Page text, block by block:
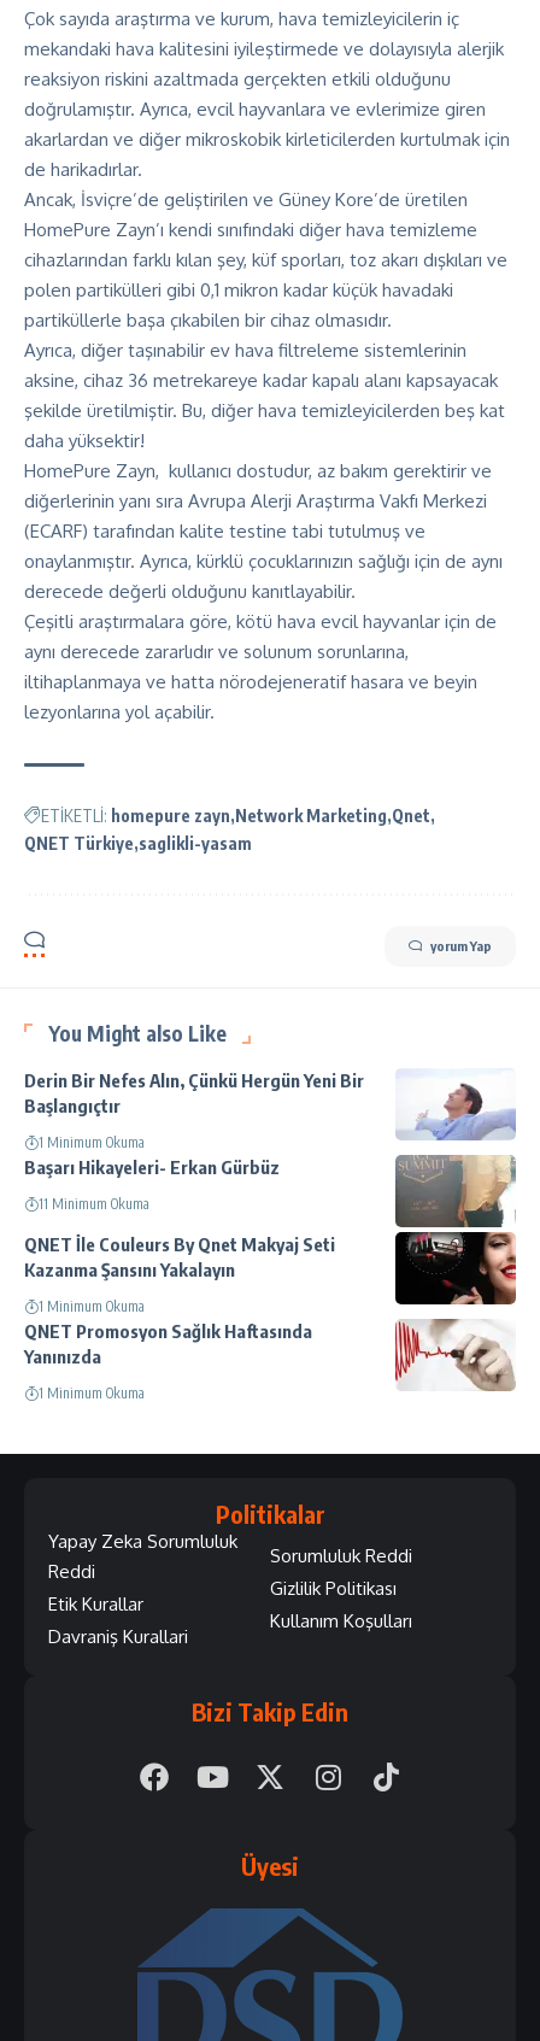
Çok sayıda araştırma ve kurum, hava temizleyicilerin iç
mekandaki hava kalitesini iyileştirmede ve dolayısıyla alerjik
reaksiyon riskini azaltmada gerçekten etkili olduğunu
doğrulamıştır. Ayrıca, evcil hayvanlara ve evlerimize giren
akarlardan ve diğer mikroskobik kirleticilerden kurtulmak için
de harikadırlar.
Ancak, İsviçre’de geliştirilen ve Güney Kore’de üretilen
HomePure Zayn’ı kendi sınıfındaki diğer hava temizleme
cihazlarından farklı kılan şey, küf sporları, toz akarı dışkıları ve
polen partikülleri gibi 0,1 mikron kadar küçük havadaki
partiküllerle başa çıkabilen bir cihaz olmasıdır.
Ayrıca, diğer taşınabilir ev hava filtreleme sistemlerinin
aksine, cihaz 36 metrekareye kadar kapalı alanı kapsayacak
şekilde üretilmiştir. Bu, diğer hava temizleyicilerden beş kat
daha yüksektir!
HomePure Zayn, kullanıcı dostudur, az bakım gerektirir ve
diğerlerinin yanı sıra Avrupa Alerji Araştırma Vakfı Merkezi
(ECARF) tarafından kalite testine tabi tutulmuş ve
onaylanmıştır. Ayrıca, kürklü çocuklarınızın sağlığı için de aynı
derecede değerli olduğunu kanıtlayabilir.
Çeşitli araştırmalara göre, kötü hava evcil hayvanlar için de
aynı derecede zararlıdır ve solunum sorunlarına,
iltihaplanmaya ve hatta nörodejeneratif hasara ve beyin
lezyonlarına yol açabilir.
ETİKETLİ: homepure zayn Network Marketing Qnet
QNET Türkiye saglikli-yasam
yorum Yap
You Might also Like
Derin Bir Nefes Alın, Çünkü Hergün Yeni Bir
Başlangıçtır
1 Minimum Okuma
Başarı Hikayeleri- Erkan Gürbüz
11 Minimum Okuma
QNET İle Couleurs By Qnet Makyaj Seti
Kazanma Şansını Yakalayın
1 Minimum Okuma
QNET Promosyon Sağlık Haftasında
Yanınızda
1 Minimum Okuma
Politikalar
Yapay Zeka Sorumluluk
Reddi
Etik Kurallar
Davraniş Kurallari
Sorumluluk Reddi
Gizlilik Politikası
Kullanım Koşulları
Bizi Takip Edin
Üyesi